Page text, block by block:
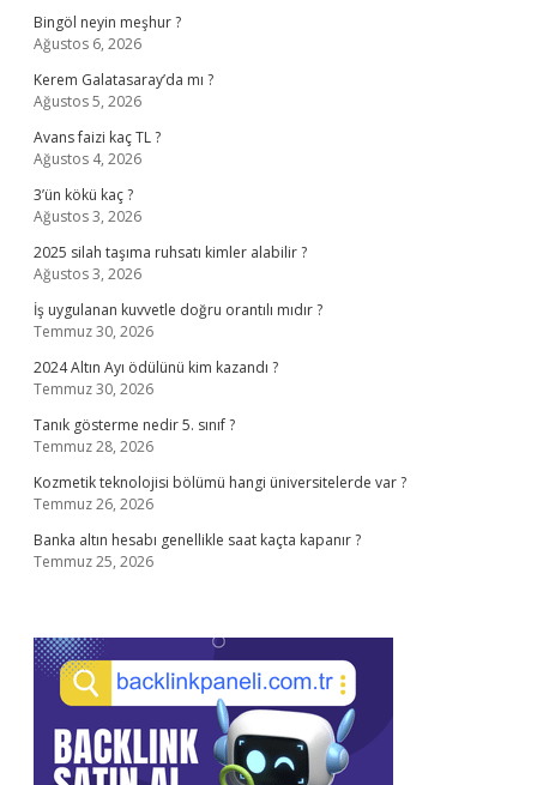
Bingöl neyin meşhur ?
Ağustos 6, 2026
Kerem Galatasaray’da mı ?
Ağustos 5, 2026
Avans faizi kaç TL ?
Ağustos 4, 2026
3’ün kökü kaç ?
Ağustos 3, 2026
2025 silah taşıma ruhsatı kimler alabilir ?
Ağustos 3, 2026
İş uygulanan kuvvetle doğru orantılı mıdır ?
Temmuz 30, 2026
2024 Altın Ayı ödülünü kim kazandı ?
Temmuz 30, 2026
Tanık gösterme nedir 5. sınıf ?
Temmuz 28, 2026
Kozmetik teknolojisi bölümü hangi üniversitelerde var ?
Temmuz 26, 2026
Banka altın hesabı genellikle saat kaçta kapanır ?
Temmuz 25, 2026